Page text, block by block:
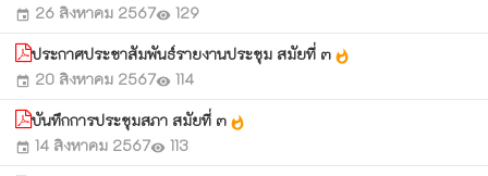
event 26 สิงหาคม 2567visibility 129
ประกาศประชาสัมพันธ์รายงานประชุม สมัยที่ ๓ whatshot
event 20 สิงหาคม 2567visibility 114
บันทึกการประชุมสภา สมัยที่ ๓ whatshot
event 14 สิงหาคม 2567visibility 113